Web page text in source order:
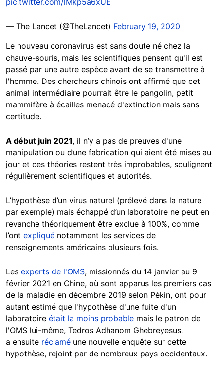
pic.twitter.com/lMkp5a6xUE
— The Lancet (@TheLancet) February 19, 2020
Le nouveau coronavirus est sans doute né chez la
chauve-souris, mais les scientifiques pensent qu'il est
passé par une autre espèce avant de se transmettre à
l'homme. Des chercheurs chinois ont affirmé que cet
animal intermédiaire pourrait être le pangolin, petit
mammifère à écailles menacé d'extinction mais sans
certitude.
A début juin 2021, il n’y a pas de preuves d'une
manipulation ou d’une fabrication qui aient été mises au
jour et ces théories restent très improbables, soulignent
régulièrement scientifiques et autorités.
L’hypothèse d’un virus naturel (prélevé dans la nature
par exemple) mais échappé d’un laboratoire ne peut en
revanche théoriquement être exclue à 100%, comme
l’ont expliqué notamment les services de
renseignements américains plusieurs fois.
Les experts de l'OMS, missionnés du 14 janvier au 9
février 2021 en Chine, où sont apparus les premiers cas
de la maladie en décembre 2019 selon Pékin, ont pour
autant estimé que l'hypothèse d'une fuite d'un
laboratoire était la moins probable mais le patron de
l'OMS lui-même, Tedros Adhanom Ghebreyesus,
a ensuite réclamé une nouvelle enquête sur cette
hypothèse, rejoint par de nombreux pays occidentaux.